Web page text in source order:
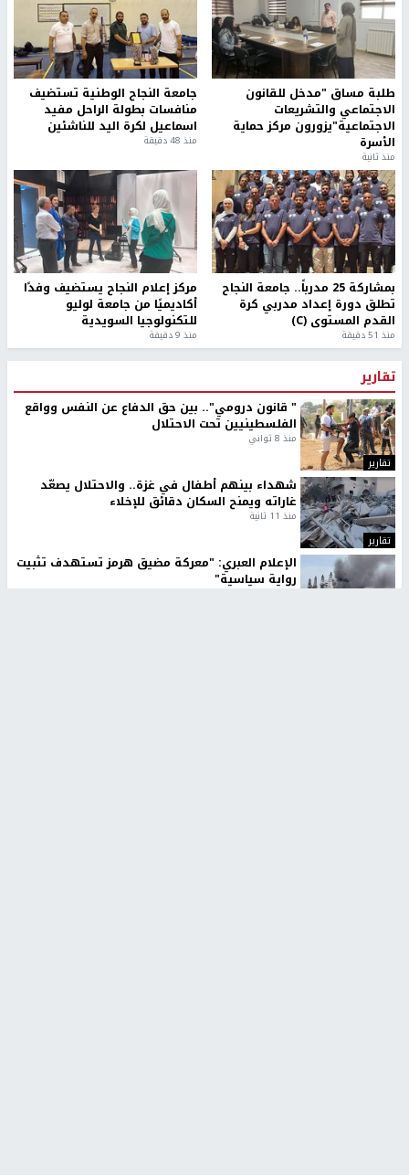
طلبة مساق "مدخل للقانون
الاجتماعي والتشريعات
الاجتماعية"يزورون مركز حماية
الأسرة
منذ ثانية
جامعة النجاح الوطنية تستضيف
منافسات بطولة الراحل مفيد
اسماعيل لكرة اليد للناشئين
منذ 48 دقيقة
بمشاركة 25 مدرباً.. جامعة النجاح
تطلق دورة إعداد مدربي كرة
القدم المستوى (C)
منذ 51 دقيقة
مركز إعلام النجاح يستضيف وفدًا
أكاديميًا من جامعة لوليو
للتكنولوجيا السويدية
منذ 9 دقيقة
تقارير
تقارير
" قانون درومي".. بين حق الدفاع عن النفس وواقع
الفلسطينيين تحت الاحتلال
منذ 8 ثواني
تقارير
شهداء بينهم أطفال في غزة.. والاحتلال يصعّد
غاراته ويمنح السكان دقائق للإخلاء
منذ 11 ثانية
الإعلام العبري: "معركة مضيق هرمز تستهدف تثبيت
رواية سياسية"